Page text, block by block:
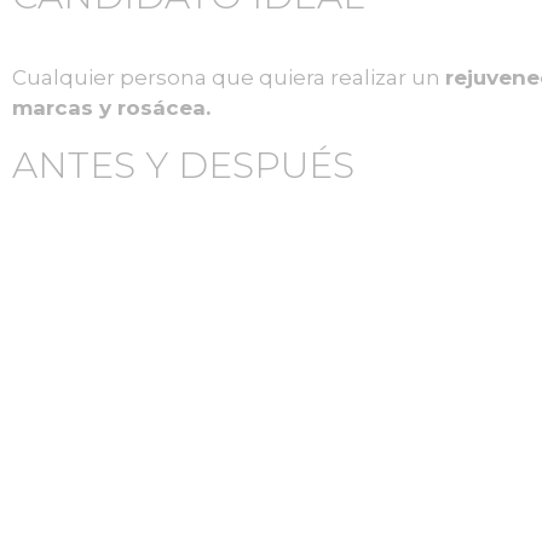
Cualquier persona que quiera realizar un
marcas y rosácea.
ANTES Y DESPUÉS